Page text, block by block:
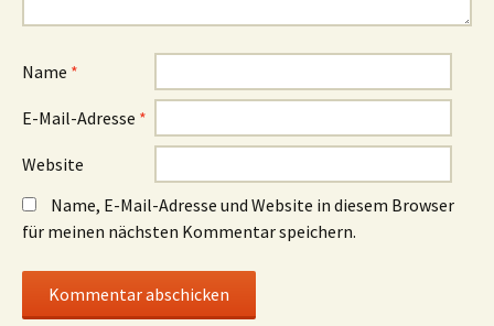
Name *
E-Mail-Adresse *
Website
Name, E-Mail-Adresse und Website in diesem Browser
für meinen nächsten Kommentar speichern.